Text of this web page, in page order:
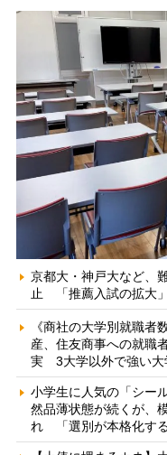
京都大・神戸大など、
止 「推薦入試の拡大
《商社の大学別就職者
産、住友商事への就職
実 3大学以外で強い大
小学生に人気の「シー
然品薄状態が続くが、
れ 「選別が本格化する